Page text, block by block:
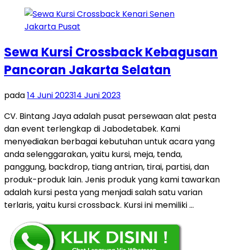
Sewa Kursi Crossback Kebagusan
Pancoran Jakarta Selatan
pada14 Juni 202314 Juni 2023
CV. Bintang Jaya adalah pusat persewaan alat pesta
dan event terlengkap di Jabodetabek. Kami
menyediakan berbagai kebutuhan untuk acara yang
anda selenggarakan, yaitu kursi, meja, tenda,
panggung, backdrop, tiang antrian, tirai, partisi, dan
produk-produk lain. Jenis produk yang kami tawarkan
adalah kursi pesta yang menjadi salah satu varian
terlaris, yaitu kursi crossback. Kursi ini memiliki …